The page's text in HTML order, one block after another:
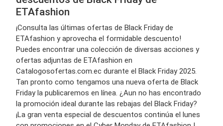
ETAfashion
¡Consulta las últimas ofertas de Black Friday de
ETAfashion y aprovecha el formidable descuento!
Puedes encontrar una colección de diversas acciones y
ofertas adjuntas de ETAfashion en
Catalogosofertas.com.ec durante el Black Friday 2025.
Tan pronto como tengamos una nueva oferta de Black
Friday la publicaremos en línea. ¿Aun no has encontrado
la promoción ideal durante las rebajas del Black Friday?
¡La gran venta especial de descuentos continúa el lunes